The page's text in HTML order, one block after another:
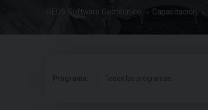
GEO5 Software Geotécnico Capacitación
Programa: Todos los programas